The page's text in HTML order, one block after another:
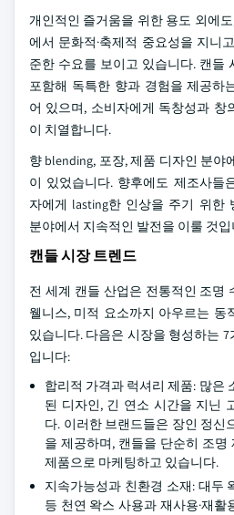
개인적인 즐거움을 위한 용도 외에
에서 문화적·축제적 중요성을 지니
준한 수요를 보이고 있습니다. 캔들
포함해 독특한 향과 경험을 제공하
어 있으며, 소비자에게 독창성과 창
이 치열합니다.
향 blending, 포장, 제품 디자인 분야
이 있었습니다. 향후에도 제조사들
자에게 lasting한 인상을 주기 위한
분야에서 지속적인 발전을 이룰 것
캔들 시장 트렌드
전 세계 캔들 산업은 전통적인 조명
웰니스, 미적 요소까지 아우르는 동
있습니다. 다음은 시장을 형성하는
입니다:
합리적 가격과 럭셔리 제품: 많은
된 디자인, 긴 연소 시간을 지닌
다. 이러한 브랜드들은 장인 정신
을 제공하며, 캔들을 단순히 조명
제품으로 마케팅하고 있습니다.
지속가능성과 친환경 소재: 대두
등 천연 왁스 사용과 재사용·재